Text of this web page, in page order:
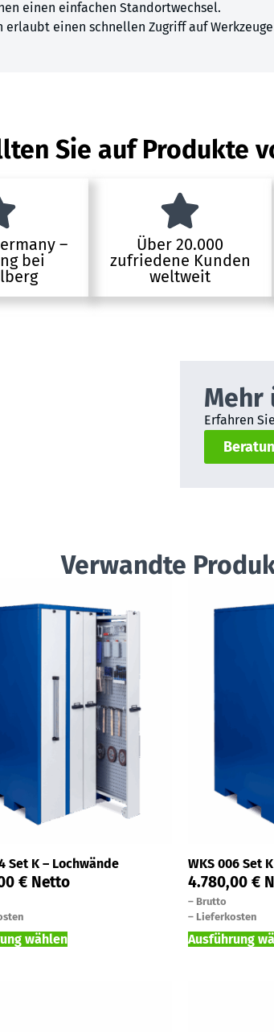
einen einfachen Standortwechsel.
einen schnellen Zugriff auf
Sie auf Produkte
–
bei
Über 20.000
zufriedene Kunden
weltweit
Mehr
Erfahren
Verwandte
Set K – Lochwände
€ Netto
wählen
WKS 006 Set
4.780,00 €
– Brutto
– Lieferkosten
Ausführung